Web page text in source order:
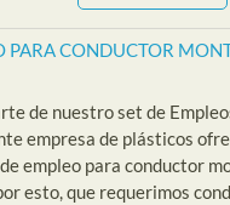
PARA CONDUCTOR
de nuestro set de
empresa de plásticos
empleo para conductor
esto, que requerimos